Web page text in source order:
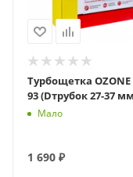
Турбощетка OZONE
93 (Dтрубок 27-37
Мало
1 690 ₽